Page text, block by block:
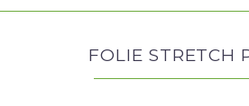
FOLIE STRETCH